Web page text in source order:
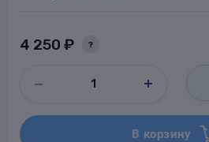
4 250 ₽ ?
В корзину
стальные